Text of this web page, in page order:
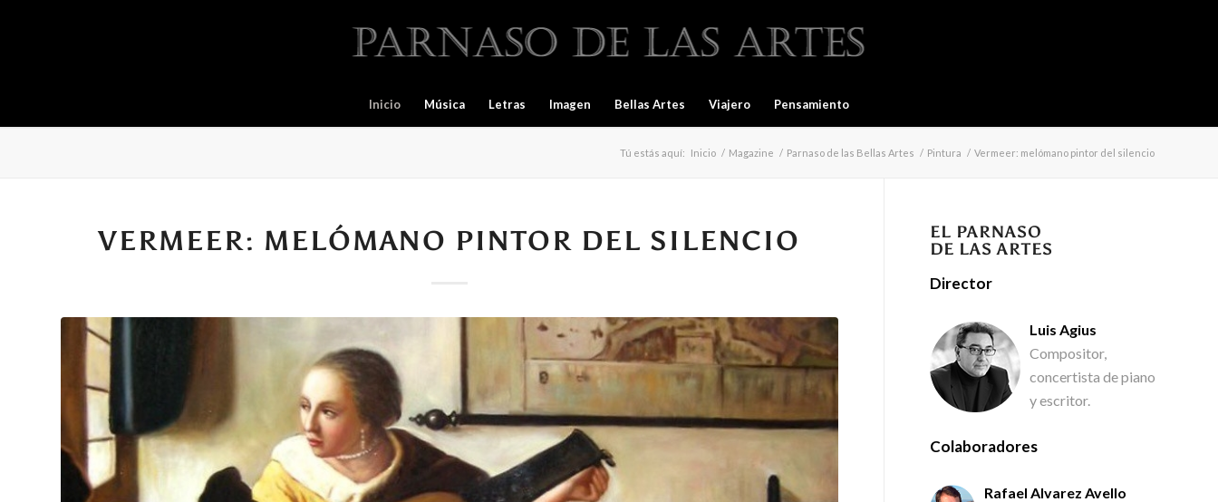
Inicio Música Letras Imagen Bellas Artes Viajero Pensamiento
Tú estás aquí: Inicio / Magazine / Parnaso de las Bellas Artes / Pintura / Vermeer: melómano pintor del silencio
VERMEER: MELÓMANO PINTOR DEL SILENCIO
EL PARNASO
DE LAS ARTES
Director
Luis Agius
Compositor,
concertista de piano
y escritor.
Colaboradores
Rafael Alvarez Avello